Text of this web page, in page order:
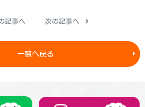
記事へ 次の記事へ
一覧へ戻る